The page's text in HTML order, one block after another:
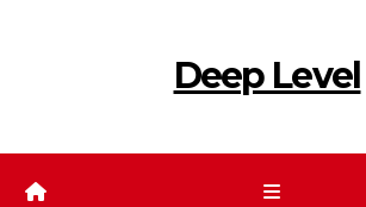
Deep Level